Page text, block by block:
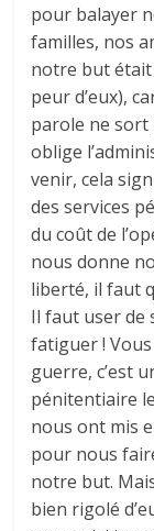
pour balayer
familles, nos
notre but était
peur d’eux),
parole ne sort
oblige
venir, cela
des services
du coût de
nous donne
liberté, il faut
Il faut user de
fatiguer ! Vous
guerre, c’est
pénitentiaire
nous ont mis
pour nous
notre but.
bien rigolé